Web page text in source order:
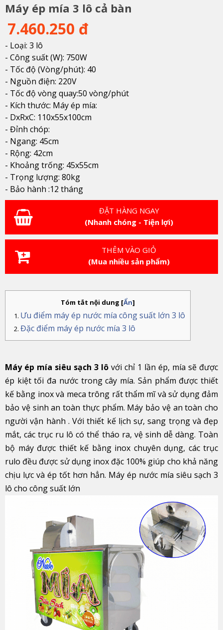
Máy ép mía 3 lô cả bàn
7.460.250 đ
- Loại: 3 lô
- Công suất (W): 750W
- Tốc độ (Vòng/phút): 40
- Nguồn điện: 220V
- Tốc độ vòng quay:50 vòng/phút
- Kích thước: Máy ép mía:
- DxRxC: 110x55x100cm
- Đỉnh chóp:
- Ngang: 45cm
- Rộng: 42cm
- Khoảng trống: 45x55cm
- Trọng lượng: 80kg
- Bảo hành :12 tháng
ĐẶT HÀNG NGAY
(Nhanh chóng - Tiện lợi)
THÊM VÀO GIỎ
(Mua nhiều sản phẩm)
Tóm tắt nội dung [Ẩn]
Ưu điểm máy ép nước mía công suất lớn 3 lô
Đặc điểm máy ép nước mía 3 lô
Máy ép mía siêu sạch 3 lô với chỉ 1 lần ép, mía sẽ được
ép kiệt tối đa nước trong cây mía. Sản phẩm được thiết
kế bằng inox và meca trông rất thẩm mĩ và sử dụng đảm
bảo vệ sinh an toàn thực phẩm. Máy bảo vệ an toàn cho
người vận hành . Với thiết kế lịch sự, sang trọng và đẹp
mắt, các trục ru lô có thể tháo ra, vệ sinh dễ dàng. Toàn
bộ máy được thiết kế bằng inox chuyên dụng, các trục
rulo đều được sử dụng inox đặc 100% giúp cho khả năng
chịu lực và ép tốt hơn hẳn. Máy ép nước mía siêu sạch 3
lô cho công suất lớn